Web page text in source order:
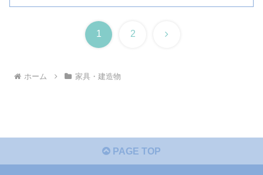
1 2 次
ホーム 家具・建造物
PAGE TOP